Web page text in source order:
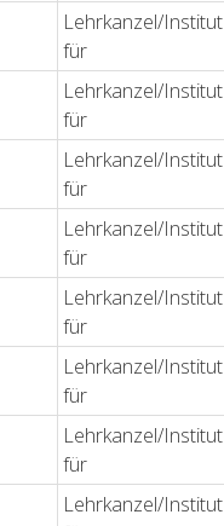
Lehrkanzel/Institut
für
Lehrkanzel/Institut
für
Lehrkanzel/Institut
für
Lehrkanzel/Institut
für
Lehrkanzel/Institut
für
Lehrkanzel/Institut
für
Lehrkanzel/Institut
für
Lehrkanzel/Institut